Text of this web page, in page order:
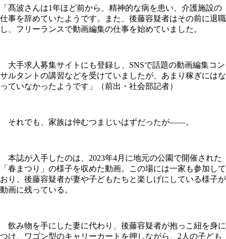
「髙波さんは1年ほど前から、精神的な病を患い、介護施設の
仕事を辞めていたようです。また、後藤容疑者はその前に退職
し、フリーランスで動画編集の仕事を始めていました。
大手求人募集サイトにも登録し、SNSで話題の動画編集コン
サルタントの講習などを受けていましたが、あまり稼ぎにはな
っていなかったようです」（前出・社会部記者）
それでも、家族は仲むつまじいはずだったが――。
本誌が入手したのは、2023年4月に地元の公園で開催された
「春まつり」の様子を収めた動画。この場には一家も参加して
おり、後藤容疑者が妻や子どもたちと楽しげにしている様子が
動画に残っている。
飲み物を手にした妻に代わり、後藤容疑者が抱っこ紐を身に
つけ、ワゴン型のキャリーカートを押しながら、2人の子ども